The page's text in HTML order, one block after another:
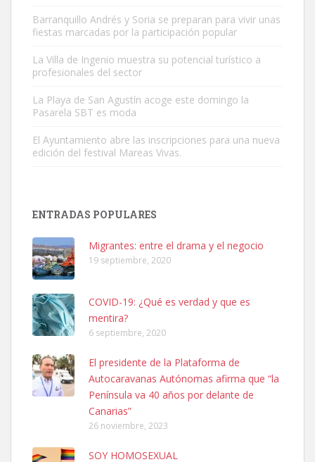
SHIBA PERDIDO AVDA JOSE MESA Y LOPEZ
PERRO MACHO RAZA SHIBA CON MICROCHIP PERDIDO HOY
06/07/2025 ZONA MESA Y LOPEZ. ES MUY ASUSTADIZO
El día 5 se los perdió una ninfa papillera, asustada tiene miedo a la
Leales.org » Gran Canaria | 6.7.2025
Adopcion
Busco casa de acogida para mi perrita ya que por temas de trabajo
no la puedo tener. Solo gente r...
Leales.org » Gran Canaria
Barranquillo Andrés y Soria se preparan para vivir unas
fiestas marcadas por la participación popular
La Villa de Ingenio muestra su potencial turístico a
profesionales del sector
La Playa de San Agustín acoge este domingo la
Pasarela SBT es moda
El Ayuntamiento abre las inscripciones para una nueva
edición del festival Mareas Vivas.
ENTRADAS POPULARES
Migrantes: entre el drama y el negocio
19 septiembre, 2020
COVID-19: ¿Qué es verdad y que es
mentira?
6 septiembre, 2020
El presidente de la Plataforma de
Autocaravanas Autónomas afirma que “la
Península va 40 años por delante de
Canarias”
26 noviembre, 2023
SOY HOMOSEXUAL